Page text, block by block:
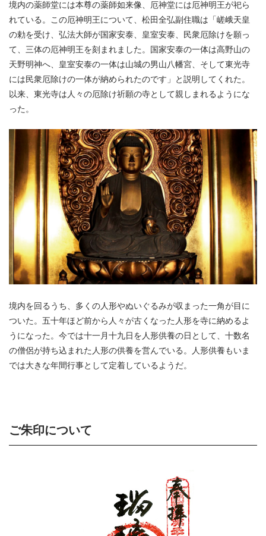
境内の薬師堂には本尊の薬師如来像、厄神堂には厄神明王が祀ら
れている。この厄神明王について、松田全弘副住職は「嵯峨天皇
の勅を受け、弘法大師が国家安泰、皇室安泰、民衆厄除けを願っ
て、三体の厄神明王を刻まれました。国家安泰の一体は高野山の
天野明神へ、皇室安泰の一体は山城の男山八幡宮、そして東光寺
には民衆厄除けの一体が納められたのです」と説明してくれた。
以来、東光寺は人々の厄除け祈願の寺として親しまれるようにな
った。
境内を回るうち、多くの人形やぬいぐるみが収まった一角が目に
ついた。五十年ほど前から人々が古くなった人形を寺に納めるよ
うになった。今では十一月十九日を人形供養の日として、十数名
の僧侶が持ち込まれた人形の供養を営んでいる。人形供養もいま
では大きな年間行事として定着しているようだ。
ご朱印について